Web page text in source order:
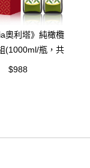
奧利塔》純橄欖
(1000ml/瓶，共
2瓶)
$988